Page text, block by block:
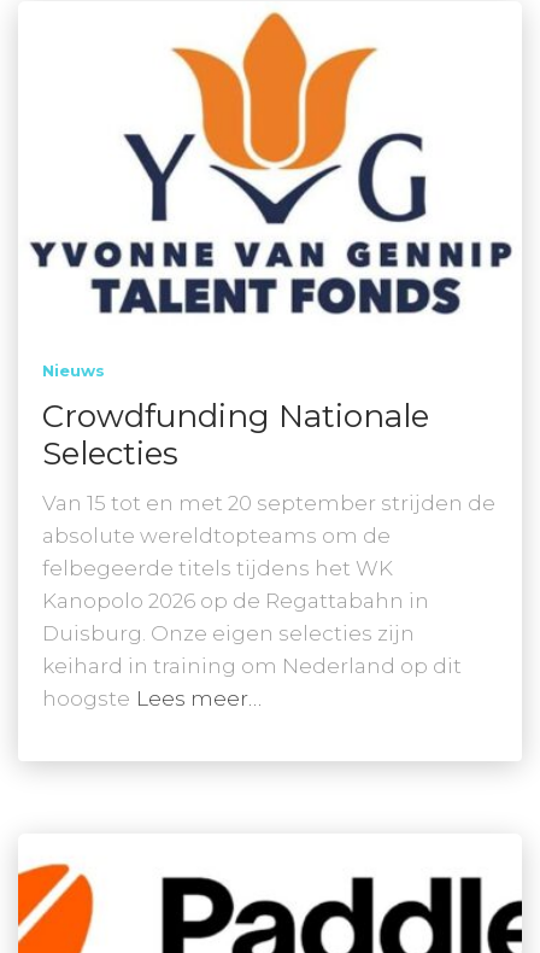
Nieuws
Crowdfunding Nationale
Selecties
Van 15 tot en met 20 september strijden de
absolute wereldtopteams om de
felbegeerde titels tijdens het WK
Kanopolo 2026 op de Regattabahn in
Duisburg. Onze eigen selecties zijn
keihard in training om Nederland op dit
hoogste Lees meer…